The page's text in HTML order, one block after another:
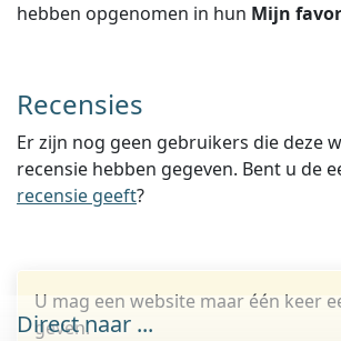
hebben opgenomen in hun Mijn
Recensies
Er zijn nog geen gebruikers die deze
recensie hebben gegeven. Bent u de
recensie geeft?
U mag een website maar één keer
geven.
Direct naar ...